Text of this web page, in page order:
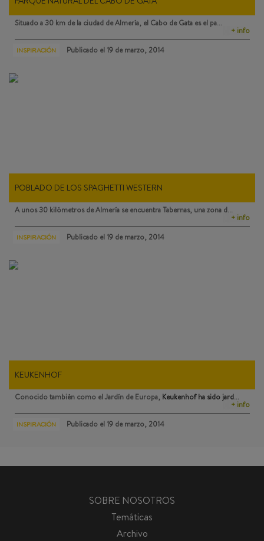
Situado a 30 km de la ciudad de Almería, el Cabo de Gata es el pa…
+ info
INSPIRACIÓN Publicado el 19 de marzo, 2014
POBLADO DE LOS SPAGHETTI WESTERN
A unos 30 kilómetros de Almería se encuentra Tabernas, una zona d…
+ info
INSPIRACIÓN Publicado el 19 de marzo, 2014
KEUKENHOF
Conocido también como el Jardín de Europa, Keukenhofha sido jard…
+ info
INSPIRACIÓN Publicado el 19 de marzo, 2014
SOBRE NOSOTROS
Temáticas
Archivo